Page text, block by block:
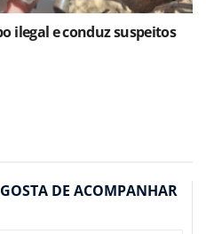
ilegal e conduz suspeitos
DE ACOMPANHAR